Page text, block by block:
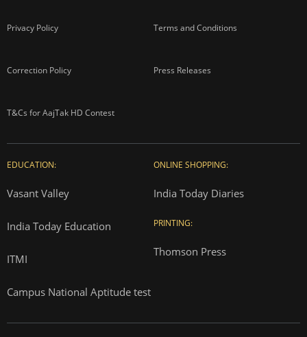
Privacy Policy Terms and Conditions
Correction Policy Press Releases
T&Cs for AajTak HD Contest
EDUCATION:
Vasant Valley
India Today Education
ITMI
Campus National Aptitude test
ONLINE SHOPPING:
India Today Diaries
PRINTING:
Thomson Press